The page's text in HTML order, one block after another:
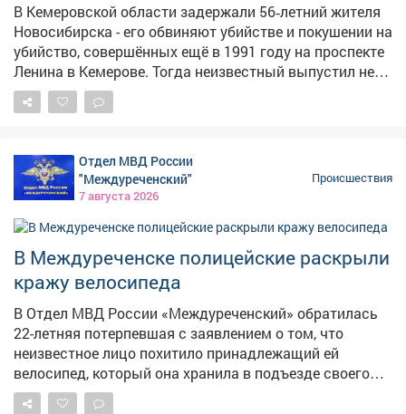
освидетельствование подтвердило алкогольное
опьянение. В отношении дебошира составили
протокол по ч. 1 ст. 20.1 КоАП РФ "Мелкое
хулиганство" и назначили административный штраф.
В Кемеровской области задержали 56‑летний жителя
Новосибирска - его обвиняют убийстве и покушении на
убийство, совершённых ещё в 1991 году на проспекте
Ленина в Кемерове. Тогда неизвестный выпустил не
менее двух пуль из огнестрельного оружия в двух
мужчин. Один из пострадавших скончался на месте,
выжил благодаря вовремя оказанной медпомощи. В
90-е раскрыть преступление не удалось, и уголовное
дело приостановили. Однако силовики продолжали
Ключевым прорывом стал допрос свидетеля,
который раньше уклонялся от развёрнутых
показаний: в итоге он предоставил сведения,
изобличающие подозреваемого. Выяснилось, что
мотивом преступления стали длительные
неприязненные отношения: обвиняемый намеренно
хотел расправиться с потерпевшими. После
выстрелов он скрылся с места преступления, а позже
покинул регион. 5 августа 2026 года силовики взяли
мужчину по месту жительства. Следствие
Отдел МВД России
"Междуреченский"
7 августа 2026
Происшествия
В Междуреченске полицейские раскрыли
кражу велосипеда
В Отдел МВД России «Междуреченский» обратилась
22-летняя потерпевшая с заявлением о том, что
неизвестное лицо похитило принадлежащий ей
велосипед, который она хранила в подъезде своего
дома. Ущерб оценивает в 31 тысячу рублей. В ходе